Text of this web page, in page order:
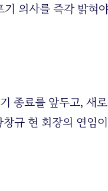
의사를 즉각 밝혀
종료를 앞두고, 새
규 현 회장의 연임